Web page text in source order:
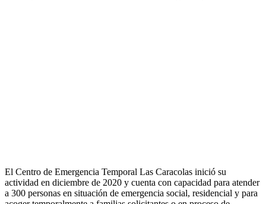
El Centro de Emergencia Temporal Las Caracolas inició su
actividad en diciembre de 2020 y cuenta con capacidad para atender
a 300 personas en situación de emergencia social, residencial y para